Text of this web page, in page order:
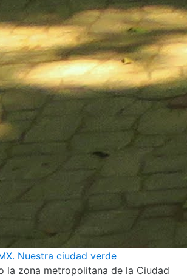
Nuestra ciudad verde
la zona metropolitana de la Ciudad